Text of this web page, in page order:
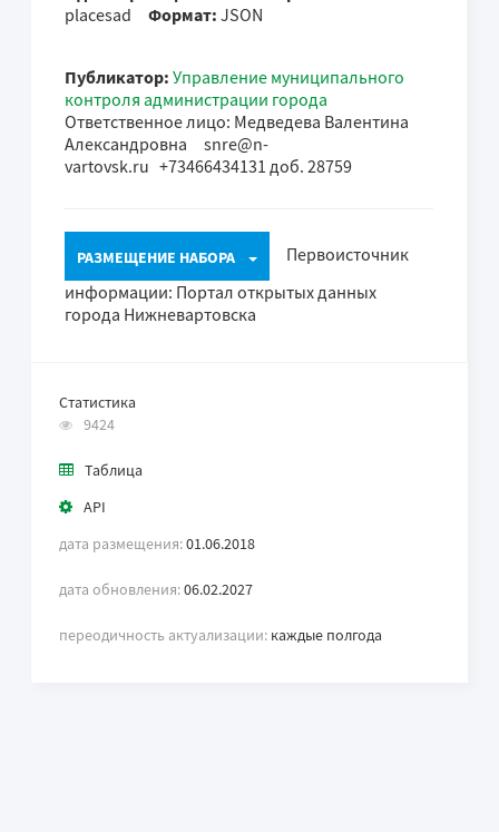
placesad Формат: JSON
Публикатор: Управление муниципального
контроля администрации города
Ответственное лицо: Медведева Валентина
Александровна snre@n-
vartovsk.ru +73466434131 доб. 28759
РАЗМЕЩЕНИЕ НАБОРА
Первоисточник
информации: Портал открытых данных
города Нижневартовска
Статистика
9424
Таблица
API
дата размещения:01.06.2018
дата обновления:06.02.2027
переодичность актуализации: каждые полгода